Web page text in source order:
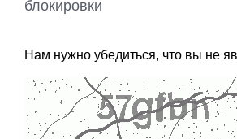
блокировки
Нам нужно убедиться, что вы не